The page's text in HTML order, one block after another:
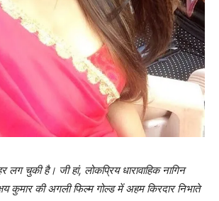
लग चुकी है। जी हां, लोकप्रिय धारावाहिक नागिन
कुमार की अगली फिल्‍म गोल्‍ड में अहम किरदार निभाते